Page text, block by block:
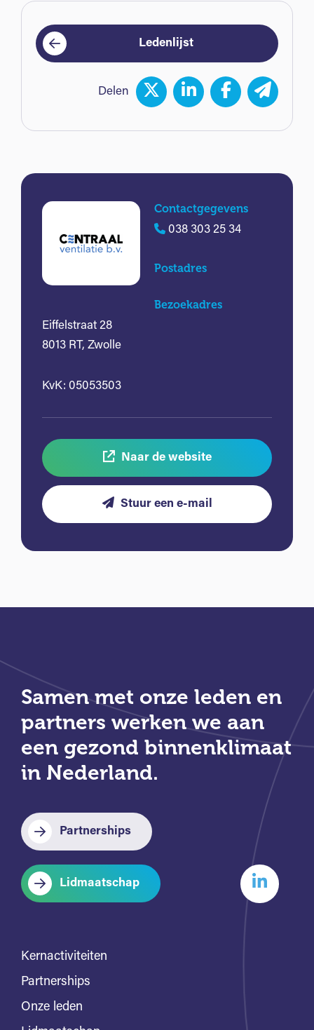
Ledenlijst
Delen
Contactgegevens
038 303 25 34
Postadres
Bezoekadres
Eiffelstraat 28
8013 RT, Zwolle
KvK: 05053503
Naar de website
Stuur een e-mail
Samen met onze leden en
partners werken we aan
een gezond binnenklimaat
in Nederland.
Partnerships
Lidmaatschap
Kernactiviteiten
Partnerships
Onze leden